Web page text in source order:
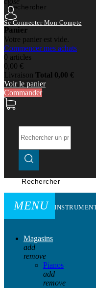
Rechercher
Se Connecter Mon Compte
Panier
Votre panier est vide.
Commencer mes achats
0 articles
0,00 €
Livraison Total 0,00 €
Voir le panier
Commander
Rechercher
MENU
Magasins
add
remove
Pianos
add
remove